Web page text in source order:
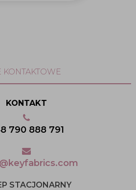
KONTAKTOWE
KONTAKT
790 888 791
STACJONARNY